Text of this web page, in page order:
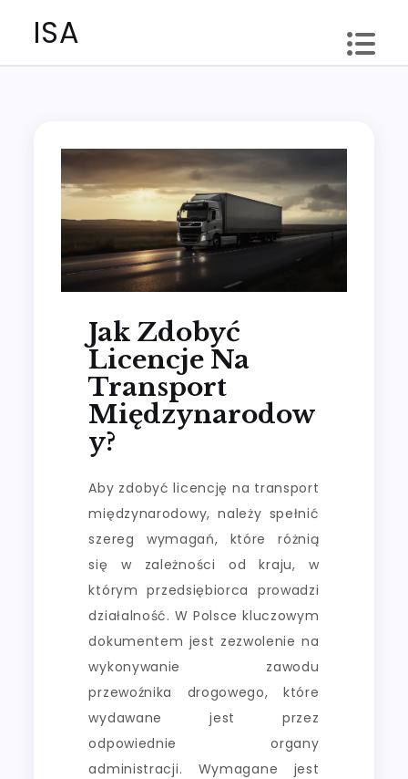
ISA
Jak Zdobyć
Licencje Na
Transport
Międzynarodow
Y?
Aby zdobyć licencję na transport
międzynarodowy, należy spełnić
szereg wymagań, które różnią
się w zależności od kraju, w
którym przedsiębiorca prowadzi
działalność. W Polsce kluczowym
dokumentem jest zezwolenie na
wykonywanie zawodu
przewoźnika drogowego, które
wydawane jest przez
odpowiednie organy
administracji. Wymagane jest